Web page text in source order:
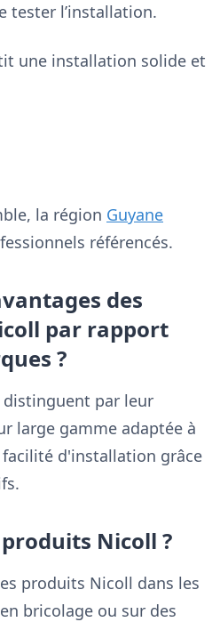
tester l’installation.
une installation solide et
la région Guyane
référencés.
des
par rapport
?
par leur
large gamme adaptée à
d'installation grâce
Nicoll ?
produits Nicoll dans les
bricolage ou sur des